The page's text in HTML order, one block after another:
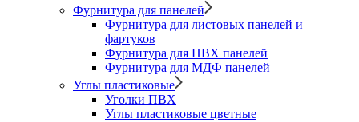
Фурнитура для панелей
Фурнитура для листовых панелей и
фартуков
Фурнитура для ПВХ панелей
Фурнитура для МДФ панелей
Углы пластиковые
Уголки ПВХ
Углы пластиковые цветные